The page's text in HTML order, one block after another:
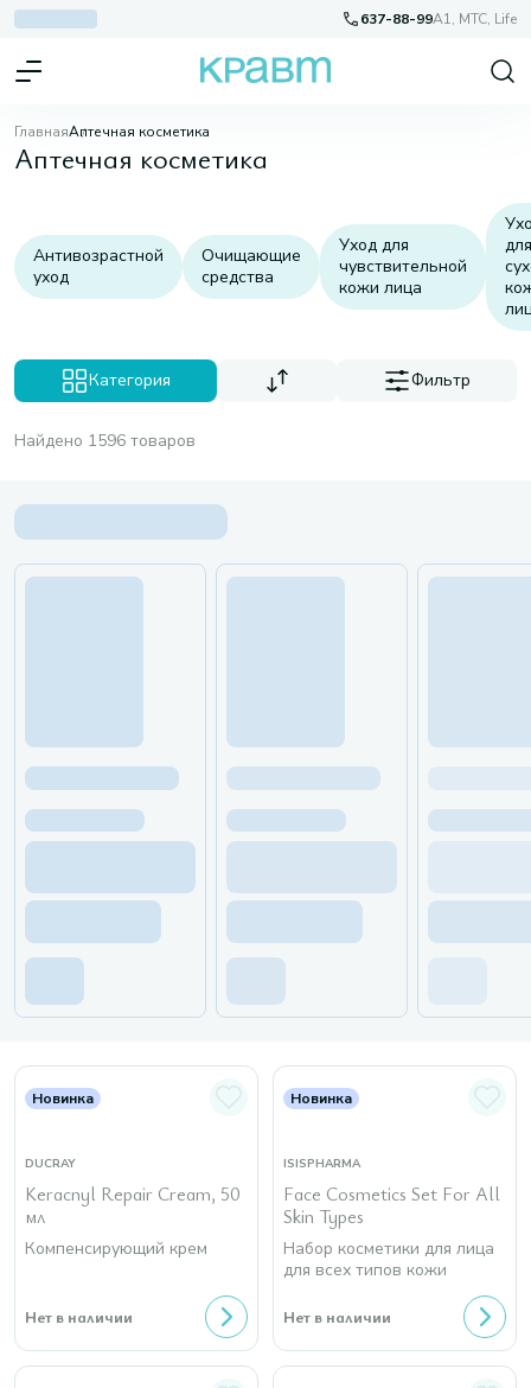
637-88-99A1, МТС, Life
ГлавнаяАптечная косметика
Аптечная косметика
Антивозрастной
уход
Очищающие
средства
Уход для
чувствительной
кожи лица
для
Категория Фильтр
Найдено 1596 товаров
Новинка
DUCRAY
Keracnyl Repair Cream, 50
мл
Компенсирующий крем
Нет в наличии
Новинка
ISISPHARMA
Face Cosmetics Set For All
Skin Types
Набор косметики для лица
для всех типов кожи
Нет в наличии